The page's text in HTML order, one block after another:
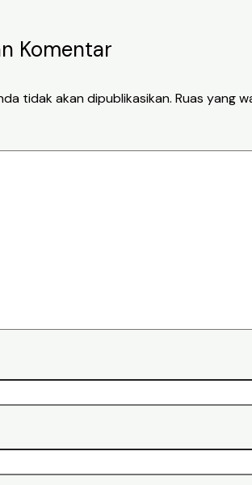
Komentar
tidak akan dipublikasikan. Ruas yang